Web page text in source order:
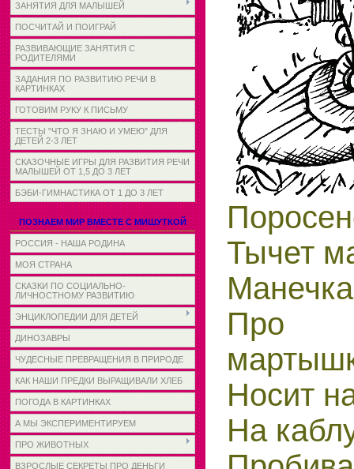
ЗАНЯТИЯ ДЛЯ МАЛЫШЕЙ
ПОСЧИТАЙ И ПОИГРАЙ
РАЗВИВАЮЩИЕ ЗАНЯТИЯ С
РОДИТЕЛЯМИ
ЗАДАНИЯ ПО РАЗВИТИЮ РЕЧИ В
КАРТИНКАХ
ГОТОВИМ РУКУ К ПИСЬМУ
ТЕСТЫ "ЧТО Я ЗНАЮ И УМЕЮ" ДЛЯ
ДЕТЕЙ 2-3 ЛЕТ
СКАЗОЧНЫЕ ИГРЫ ДЛЯ РАЗВИТИЯ РЕЧИ
МАЛЫШЕЙ ОТ 1,5 ДО 3 ЛЕТ
БЭБИ-ГИМНАСТИКА ОТ 1 ДО 3 ЛЕТ
ПОЗНАЕМ МИР ВМЕСТЕ С МИШУТКОЙ
РОССИЯ - НАША РОДИНА
МОЯ СТРАНА
СКАЗКИ ПО СОЦИАЛЬНО-
ЛИЧНОСТНОМУ РАЗВИТИЮ
ЭНЦИКЛОПЕДИИ ДЛЯ ДЕТЕЙ
ДИНОЗАВРЫ
ЧУДЕСНЫЕ ПРЕВРАЩЕНИЯ В ПРИРОДЕ
КАК НАШИ ПРЕДКИ ВЫРАЩИВАЛИ ХЛЕБ
ПОГОДА В КАРТИНКАХ
А МЫ ЭКСПЕРИМЕНТИРУЕМ
ПРО ЖИВОТНЫХ
ВЗРОСЛЫЕ СЕКРЕТЫ ПРО ДЕНЬГИ
Тычет
Про
Носит
На